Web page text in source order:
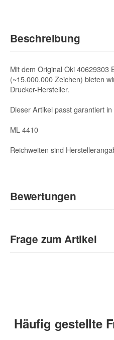
Beschreibung
Mit dem Original Oki 40629303
(~15.000.000 Zeichen) bieten
Drucker-Hersteller.
Dieser Artikel passt garantiert
ML 4410
Reichweiten sind
Bewertungen
Sie Anderen bei der
Frage zum Artikel
Häufig gestellte